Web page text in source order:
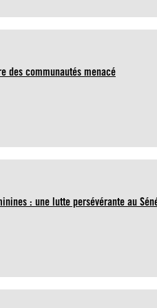
des communautés menacé
: une lutte persévérante au